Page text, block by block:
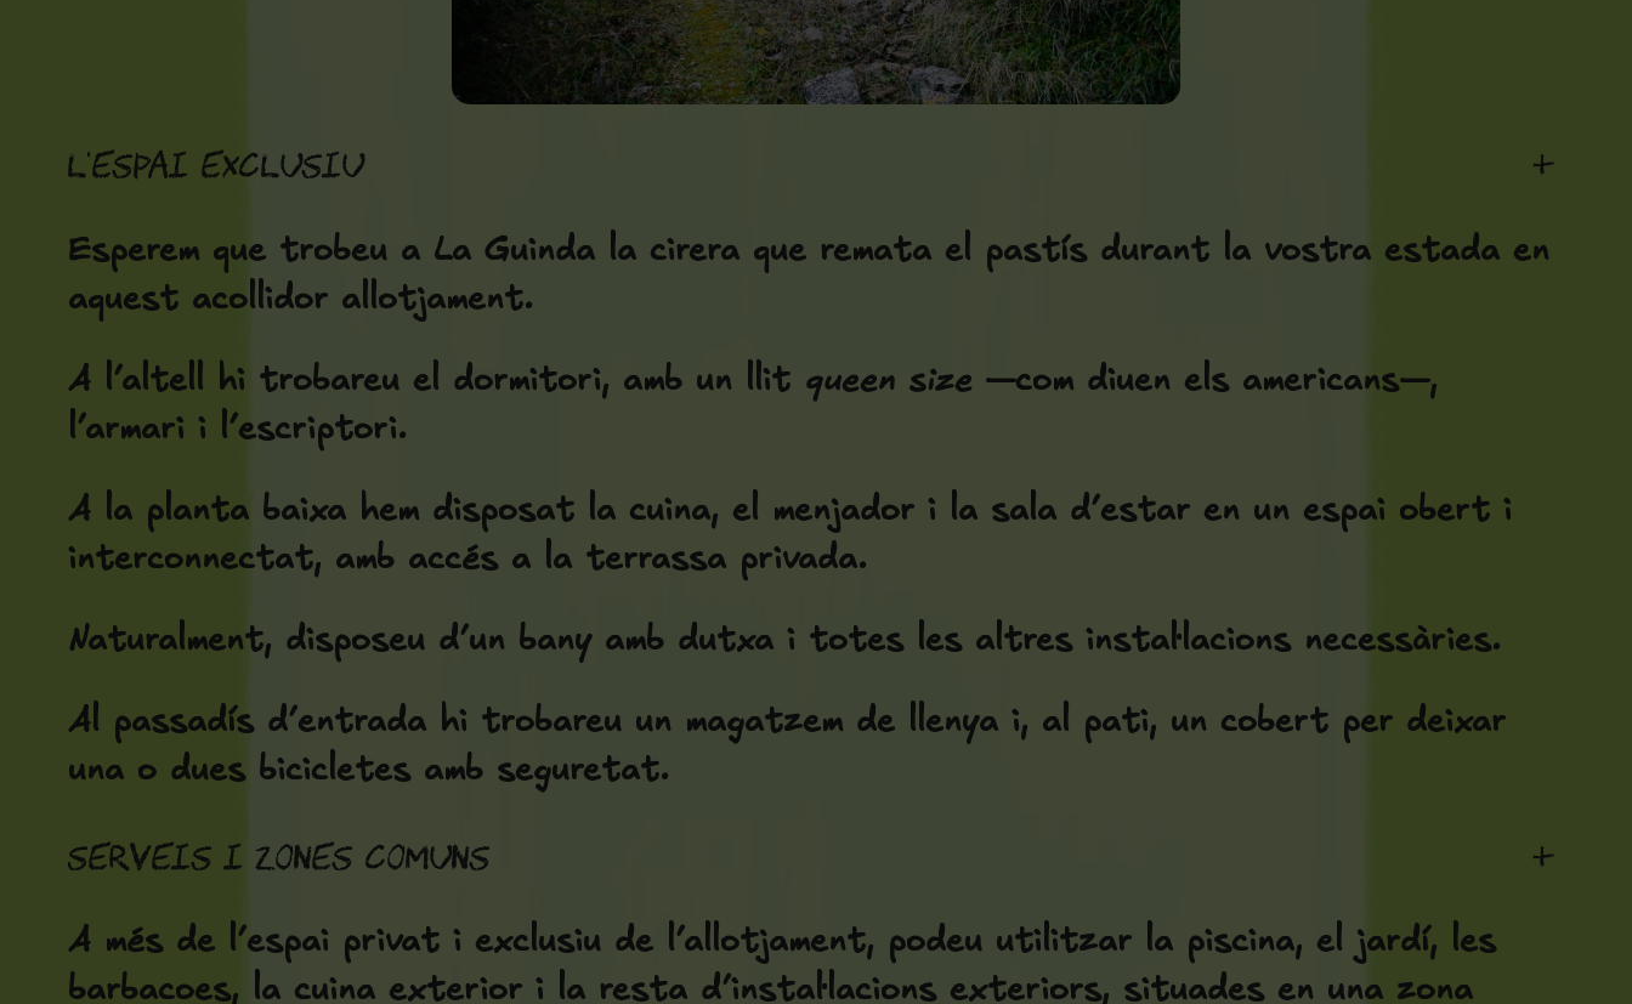
L'espai exclusiu +
Esperem que trobeu a La Guinda la cirera que remata el pastís durant la vostra estada en
aquest acollidor allotjament.
A l’altell hi trobareu el dormitori, amb un llit queen size —com diuen els americans—,
l’armari i l’escriptori.
A la planta baixa hem disposat la cuina, el menjador i la sala d’estar en un espai obert i
interconnectat, amb accés a la terrassa privada.
Naturalment, disposeu d’un bany amb dutxa i totes les altres instal·lacions necessàries.
Al passadís d’entrada hi trobareu un magatzem de llenya i, al pati, un cobert per deixar
una o dues bicicletes amb seguretat.
Serveis i zones comuns +
A més de l’espai privat i exclusiu de l’allotjament, podeu utilitzar la piscina, el jardí, les
barbacoes, la cuina exterior i la resta d’instal·lacions exteriors, situades en una zona